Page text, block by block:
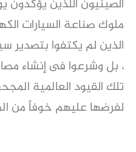
الصينيون اللذين يؤكدون
ملوك صناعة السيارات
الذين لم يكتفوا بتصدير
، بل وشرعوا فى إنشاء
تلك القيود العالمية
لفرضها عليهم خوفاً من